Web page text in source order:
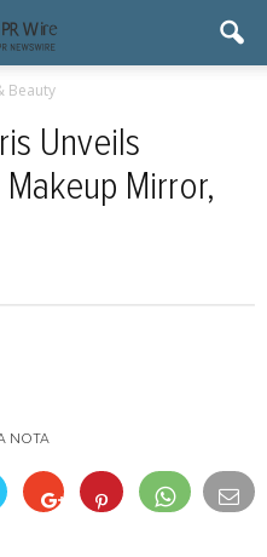
Beauty
Unveils
Mirror,
NOTA